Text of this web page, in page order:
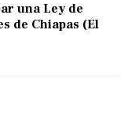
una Ley de
de Chiapas (El